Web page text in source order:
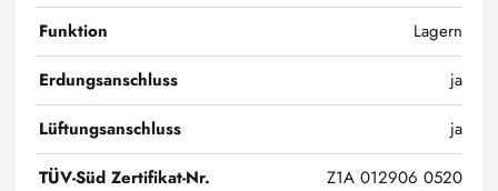
Funktion
Lagern
Erdungsanschluss
ja
Lüftungsanschluss
ja
TÜV-Süd Zertifikat-Nr.
Z1A 012906 0520